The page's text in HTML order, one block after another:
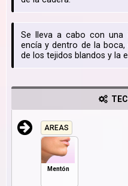
Se lleva a cabo con una
encía y dentro de la
de los tejidos blandos y la
AREAS
Mentón